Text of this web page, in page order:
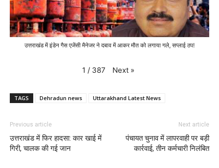
उत्तराखंड में इंडेन गैस एजेंसी मैनेजर ने दबाव में आकर मौत को लगाया गले, सप्लाई ठप!
1 / 387 Next »
TAGS Dehradun news Uttarakhand Latest News
Previous article
उत्तराखंड में फिर हादसा: कार खाई में
गिरी, चालक की गई जान
Next article
पंचायत चुनाव में लापरवाही पर बड़ी
कार्रवाई, तीन कर्मचारी निलंबित